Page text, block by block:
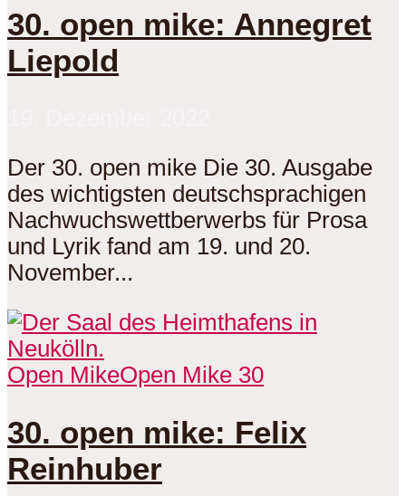
30. open mike: Annegret
Liepold
Der 30. open mike Die 30. Ausgabe
des wichtigsten deutschsprachigen
Nachwuchswettberwerbs für Prosa
und Lyrik fand am 19. und 20.
November...
Open MikeOpen Mike 30
30. open mike: Felix
Reinhuber